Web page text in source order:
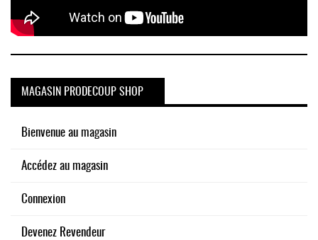
MAGASIN PRODECOUP SHOP
Bienvenue au magasin
Accédez au magasin
Connexion
Devenez Revendeur